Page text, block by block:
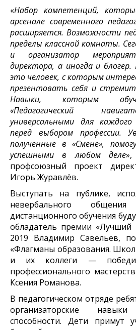
«Набор компетенций,
арсенале современного
расширяется. Возможности
пределы классной комнаты.
и организатор
директора, а иногда и
это человек, с которым
презентовать себя и
Навыки, которым
«Педагогический
универсальными для
перед выбором профессии.
полученные в «Смене»,
успешными в любом деле
профсоюзный проект
Игорь Журавлёв.
Выступать на публике,
невербального
дистанционного обучения
обладатель премии «Лучший
2019 Владимир Савельев,
«Флагманы образования.
и их коллеги —
профессионального
Ксения Романова.
В педагогическом отряде
организаторские
способности. Дети примут